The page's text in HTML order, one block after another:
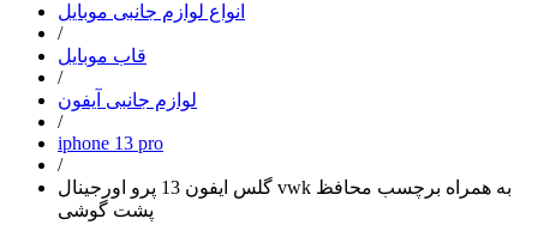
انواع لوازم جانبی موبایل
/
قاب موبایل
/
لوازم جانبی آیفون
/
iphone 13 pro
/
گلس ایفون 13 پرو اورجینال vwk به همراه برچسب محافظ
پشت گوشی